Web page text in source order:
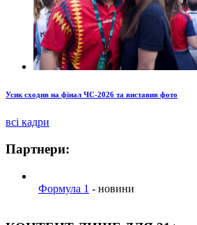
Усик сходив на фінал ЧС-2026 та виставив фото
всі кадри
Партнери:
Формула 1 - новини